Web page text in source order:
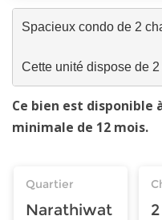
Spacieux condo de 2
Cette unité dispose de
Ce bien est disponible
minimale de 12 mois.
Quartier
Narathiwat 2